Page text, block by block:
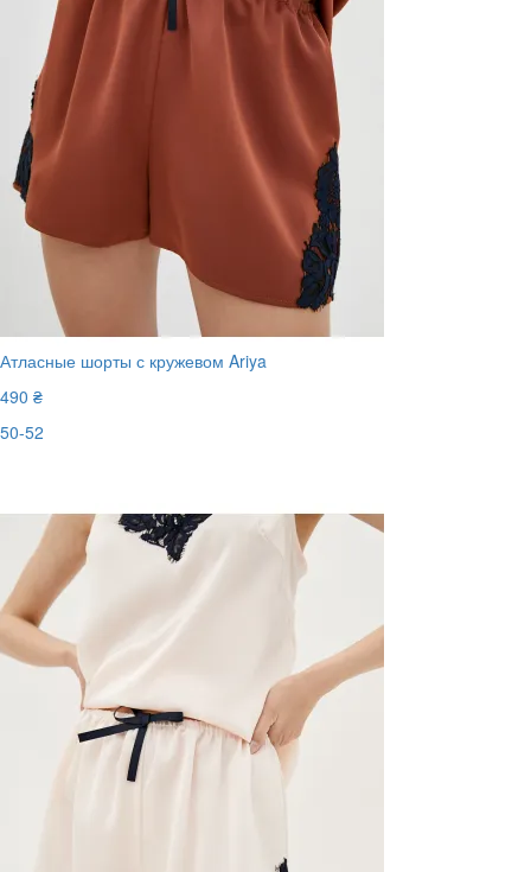
Атласные шорты с кружевом Ariya
490 ₴
50-52